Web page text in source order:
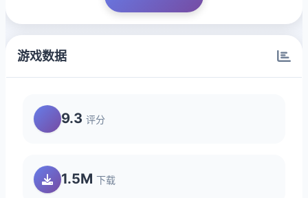
游戏数据
9.3 评分
1.5M 下载